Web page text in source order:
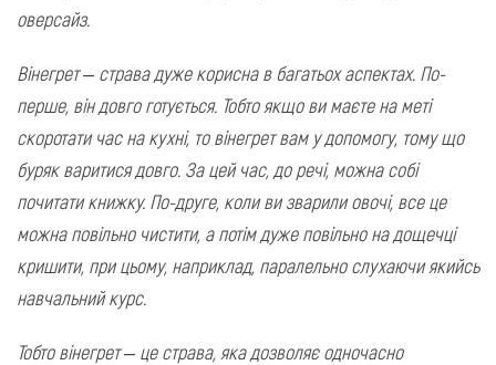
оверсайз.
Вінегрет – страва дуже корисна в багатьох аспектах. По-
перше, він довго готується. Тобто якщо ви маєте на меті
скоротати час на кухні, то вінегрет вам у допомогу, тому що
буряк варитися довго. За цей час, до речі, можна собі
почитати книжку. По-друге, коли ви зварили овочі, все це
можна повільно чистити, а потім дуже повільно на дощечці
кришити, при цьому, наприклад, паралельно слухаючи якийсь
навчальний курс.
Тобто вінегрет – це страва, яка дозволяє одночасно